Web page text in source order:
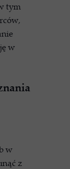
tym
w
w
z